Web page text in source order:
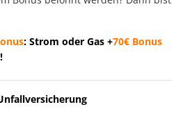
: Strom oder Gas +70€ Bonus